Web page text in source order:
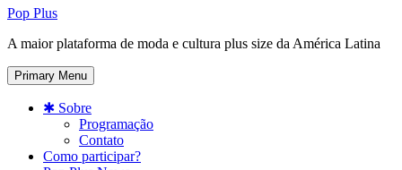
Pop Plus
A maior plataforma de moda e cultura plus size da América Latina
Primary Menu
✱ Sobre
Programação
Contato
Como participar?